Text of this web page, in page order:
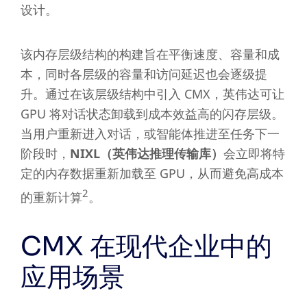
设计。
该内存层级结构的构建旨在平衡速度、容量和成
本，同时各层级的容量和访问延迟也会逐级提
升。通过在该层级结构中引入 CMX，英伟达可让
GPU 将对话状态卸载到成本效益高的闪存层级。
当用户重新进入对话，或智能体推进至任务下一
阶段时， NIXL（英伟达推理传输库） 会立即将特
定的内存数据重新加载至 GPU，从而避免高成本
的重新计算2。
CMX 在现代企业中的
应用场景